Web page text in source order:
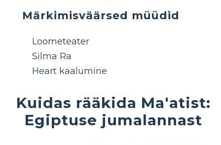
Märkimisväärsed müüdid
Loometeater
Silma Ra
Heart kaalumine
Kuidas rääkida Ma'atist:
Egiptuse jumalannast